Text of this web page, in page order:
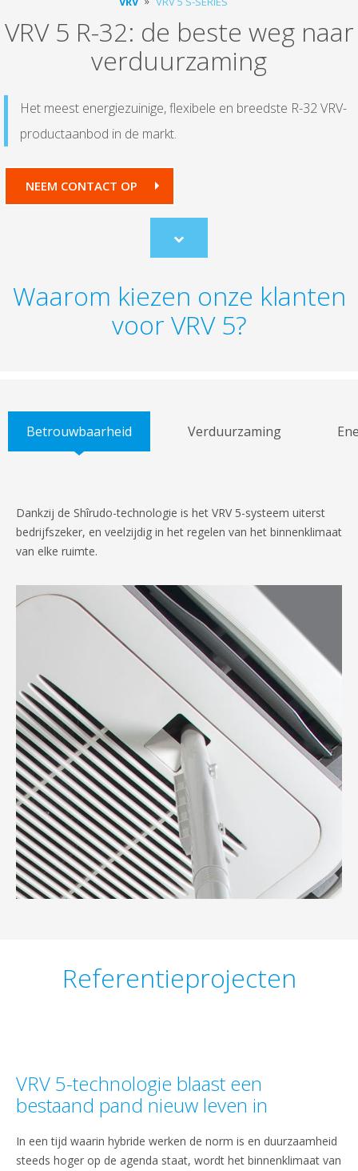
VRV 5 R-32: de beste weg naar
verduurzaming
Het meest energiezuinige, flexibele en breedste R-32 VRV-
productaanbod in de markt.
NEEM CONTACT OP
Scroll
to
Waarom kiezen onze klanten
voor VRV 5?
Betrouwbaarheid Verduurzaming
Dankzij de Shîrudo-technologie is het VRV 5-systeem uiterst
bedrijfszeker, en veelzijdig in het regelen van het binnenklimaat
van elke ruimte.
Referentieprojecten
VRV 5-technologie blaast een
bestaand pand nieuw leven in
In een tijd waarin hybride werken de norm is en duurzaamheid
steeds hoger op de agenda staat, wordt het binnenklimaat van